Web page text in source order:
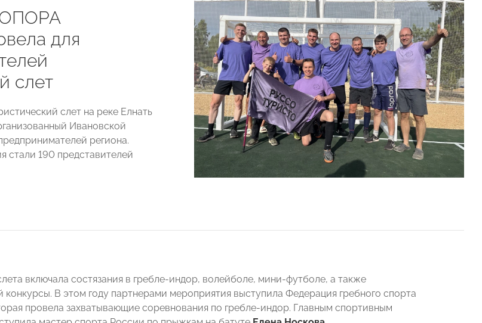
для
слет
слет на реке Елнать
Ивановской
региона.
стали 190 представителей
включала состязания в гребле-индор, волейболе, мини-футболе, а также
конкурсы. В этом году партнерами мероприятия выступила Федерация гребного спорта
провела захватывающие соревнования по гребле-индор. Главным спортивным